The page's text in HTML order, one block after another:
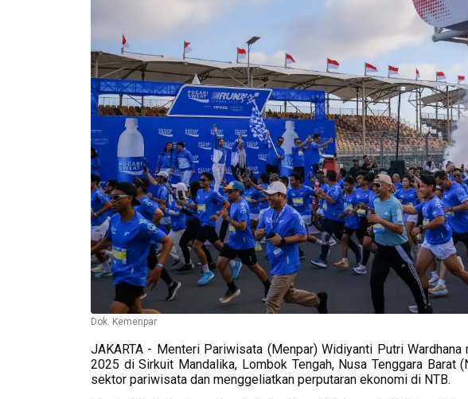
Dok. Kemenpar
JAKARTA - Menteri Pariwisata (Menpar) Widiyanti Putri
2025 di Sirkuit Mandalika, Lombok Tengah, Nusa Tenggara Barat
sektor pariwisata dan menggeliatkan perputaran ekonomi di NTB.